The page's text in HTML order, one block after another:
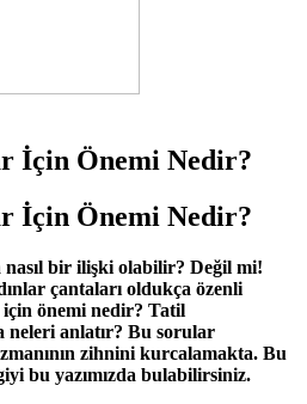
İçin Önemi Nedir?
İçin Önemi Nedir?
nasıl bir ilişki olabilir? Değil mi!
çantaları oldukça özenli
için önemi nedir? Tatil
neleri anlatır? Bu sorular
zihnini kurcalamakta. Bu
bu yazımızda bulabilirsiniz.